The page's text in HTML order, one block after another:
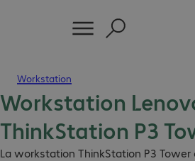
Workstation
Workstation
ThinkStation P3
La workstation ThinkStation P3